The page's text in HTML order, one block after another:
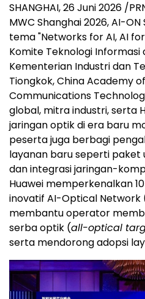
SHANGHAI, 26 Juni 2026 /
MWC Shanghai 2026, AI-
tema "Networks for AI, AI
Komite Teknologi Informasi
Kementerian Industri dan
Tiongkok, China Academy
Communications
global, mitra industri, serta
jaringan optik di era baru
peserta juga berbagi
layanan baru seperti
dan integrasi jaringan-
Huawei memperkenalkan
inovatif AI-Optical Network
membantu operator
serba optik (all-optical
serta mendorong adopsi